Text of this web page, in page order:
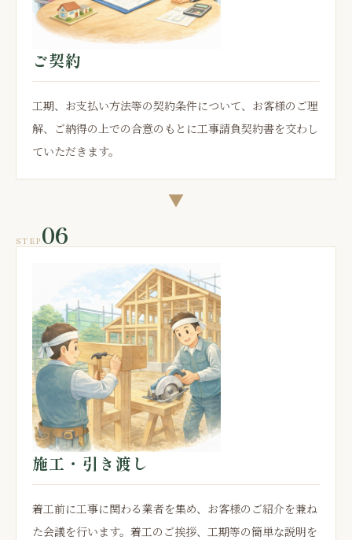
ご契約
工期、お支払い方法等の契約条件について、お客様のご理
解、ご納得の上での合意のもとに工事請負契約書を交わし
ていただきます。
▼
STEP 06
施工・引き渡し
着工前に工事に関わる業者を集め、お客様のご紹介を兼ね
た会議を行います。着工のご挨拶、工期等の簡単な説明を